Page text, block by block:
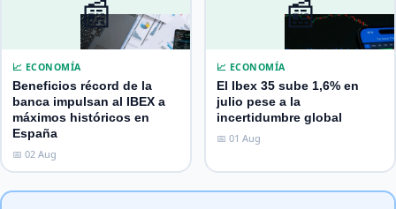
📰
📈 ECONOMÍA
Beneficios récord de la
banca impulsan al IBEX a
máximos históricos en
España
📅 02 Aug
📰
📈 ECONOMÍA
El Ibex 35 sube 1,6% en
julio pese a la
incertidumbre global
📅 01 Aug